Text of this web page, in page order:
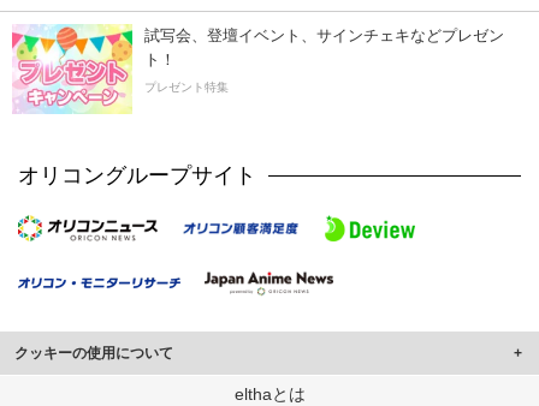
試写会、登壇イベント、サインチェキなどプレゼン
ト！
プレゼント特集
オリコングループサイト
クッキーの使用について
このサイトでは Cookie を使用して、ユーザーに合わせたコンテンツや広告の
elthaとは